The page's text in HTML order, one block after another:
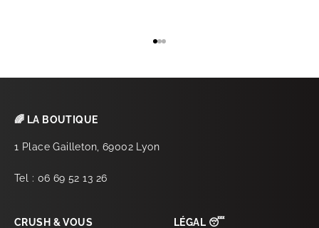
🌈 LA BOUTIQUE
1 Place Gailleton, 69002 Lyon
Tel : 06 69 52 13 26
CRUSH & VOUS LÉGAL 😴